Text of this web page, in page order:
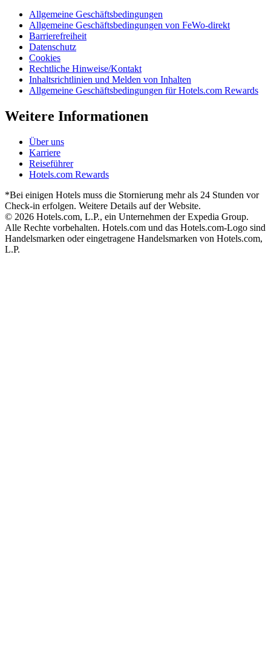
Allgemeine Geschäftsbedingungen
Allgemeine Geschäftsbedingungen von FeWo-direkt
Barrierefreiheit
Datenschutz
Cookies
Rechtliche Hinweise/Kontakt
Inhaltsrichtlinien und Melden von Inhalten
Allgemeine Geschäftsbedingungen für Hotels.com Rewards
Weitere Informationen
Über uns
Karriere
Reiseführer
Hotels.com Rewards
*Bei einigen Hotels muss die Stornierung mehr als 24 Stunden vor
Check-in erfolgen. Weitere Details auf der Website.
© 2026 Hotels.com, L.P., ein Unternehmen der Expedia Group.
Alle Rechte vorbehalten. Hotels.com und das Hotels.com-Logo sind
Handelsmarken oder eingetragene Handelsmarken von Hotels.com,
L.P.